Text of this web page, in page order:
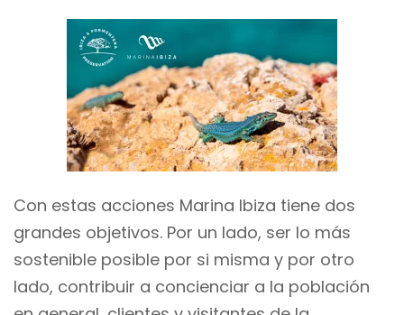
Con estas acciones Marina Ibiza tiene dos
grandes objetivos. Por un lado, ser lo más
sostenible posible por si misma y por otro
lado, contribuir a concienciar a la población